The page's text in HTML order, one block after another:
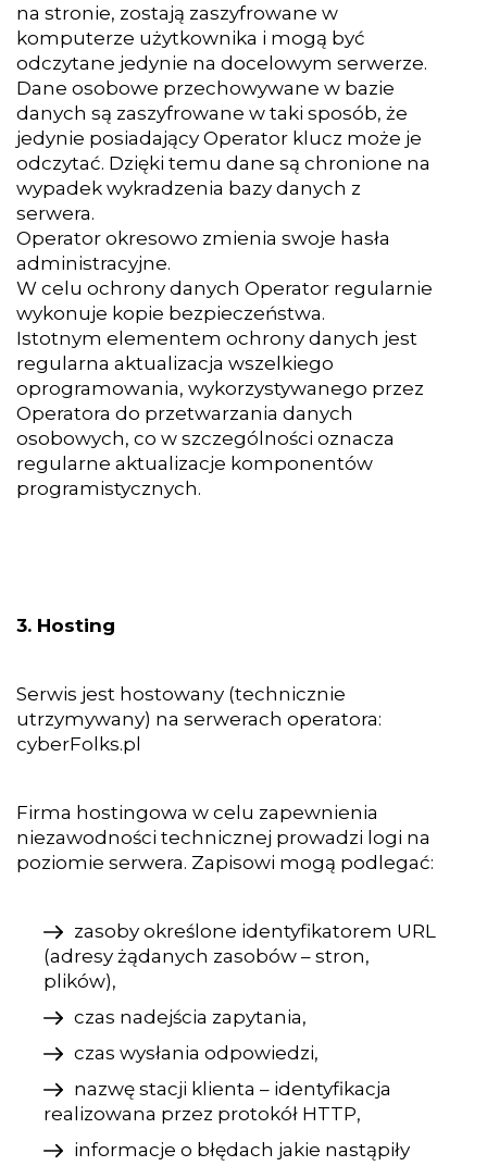
na stronie, zostają zaszyfrowane w
komputerze użytkownika i mogą być
odczytane jedynie na docelowym serwerze.
Dane osobowe przechowywane w bazie
danych są zaszyfrowane w taki sposób, że
jedynie posiadający Operator klucz może je
odczytać. Dzięki temu dane są chronione na
wypadek wykradzenia bazy danych z
serwera.
Operator okresowo zmienia swoje hasła
administracyjne.
W celu ochrony danych Operator regularnie
wykonuje kopie bezpieczeństwa.
Istotnym elementem ochrony danych jest
regularna aktualizacja wszelkiego
oprogramowania, wykorzystywanego przez
Operatora do przetwarzania danych
osobowych, co w szczególności oznacza
regularne aktualizacje komponentów
programistycznych.
3. Hosting
Serwis jest hostowany (technicznie
utrzymywany) na serwerach operatora:
cyberFolks.pl
Firma hostingowa w celu zapewnienia
niezawodności technicznej prowadzi logi na
poziomie serwera. Zapisowi mogą podlegać:
zasoby określone identyfikatorem URL
(adresy żądanych zasobów – stron,
plików),
czas nadejścia zapytania,
czas wysłania odpowiedzi,
nazwę stacji klienta – identyfikacja
realizowana przez protokół HTTP,
informacje o błędach jakie nastąpiły